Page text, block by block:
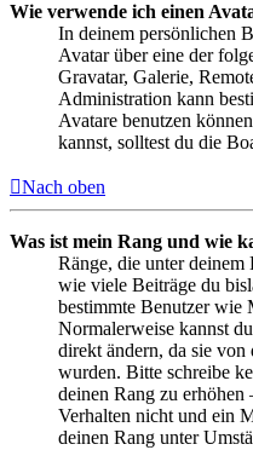
Wie verwende ich einen
In deinem persönlichen
Avatar über eine der
Gravatar, Galerie,
Administration kann
Avatare benutzen
kannst, solltest du die
Nach oben
Was ist mein Rang und wie
Ränge, die unter deinem
wie viele Beiträge du
bestimmte Benutzer wie
Normalerweise kannst
direkt ändern, da sie
wurden. Bitte schreibe
deinen Rang zu
Verhalten nicht und ein
deinen Rang unter